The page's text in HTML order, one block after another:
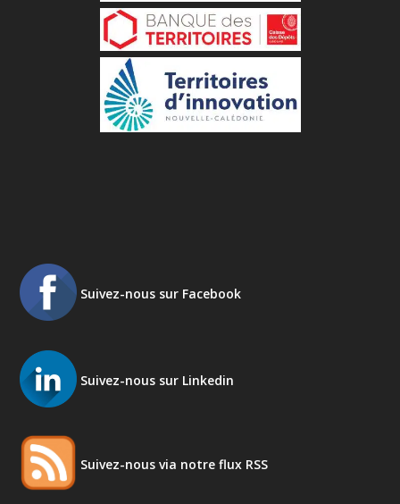
Suivez-nous sur Facebook
Suivez-nous sur Linkedin
Suivez-nous via notre flux RSS